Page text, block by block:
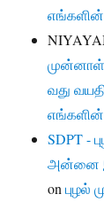
எங்களின்
முன்னாள்
வது
எங்களின்
SDPT -
அன்னை
onபுழல்